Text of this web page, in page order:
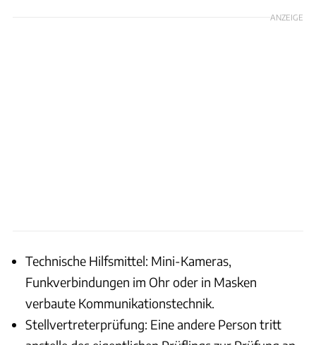
ANZEIGE
Technische Hilfsmittel: Mini-Kameras,
Funkverbindungen im Ohr oder in Masken
verbaute Kommunikationstechnik.
Stellvertreterprüfung: Eine andere Person tritt